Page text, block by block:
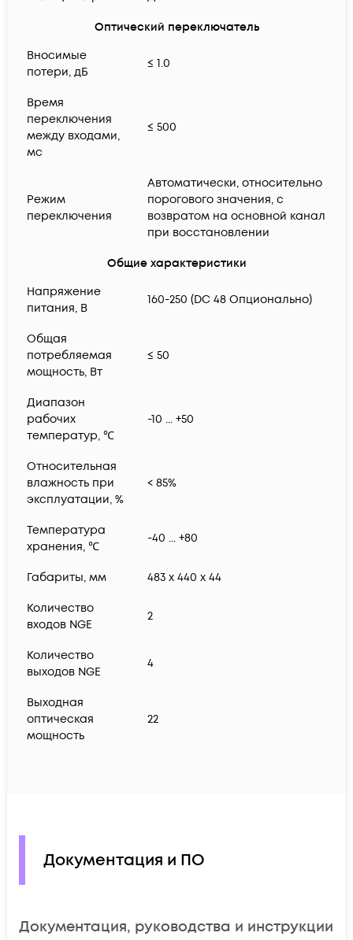
Оптический переключатель
Вносимые
потери, дБ
≤ 1.0
Время
переключения
между входами,
мс
≤ 500
Режим
переключения
Автоматически, относительно
порогового значения, с
возвратом на основной канал
при восстановлении
Общие характеристики
Напряжение
питания, В
160-250 (DC 48 Опционально)
Общая
потребляемая
мощность, Вт
≤ 50
Диапазон
рабочих
температур, ℃
-10 ... +50
Относительная
влажность при
эксплуатации, %
< 85%
Температура
хранения, ℃
-40 ... +80
Габариты, мм 483 x 440 x 44
Количество
входов NGE
2
Количество
выходов NGE
4
Выходная
оптическая
мощность
22
Документация и ПО
Документация, руководства и инструкции